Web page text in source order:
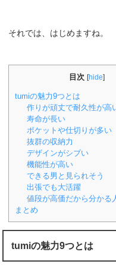
それでは、はじめますね。
目次 [hide]
tumiの魅力9つとは
作りが頑丈で耐久性が高
寿命が長い
ポケットや仕切りが多い
抜群の収納力
デザインがシブい
機能性が高い
できる男と見られそう
出張でも大活躍
値段が高価だから分かる
まとめ
tumiの魅力9つとは